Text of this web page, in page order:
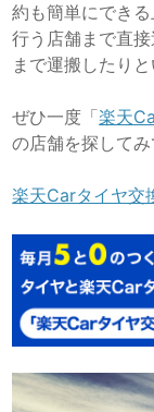
約も簡単にでき
行う店舗まで直
まで運搬したり
ぜひ一度「楽天
の店舗を探してみ
楽天Carタイヤ交